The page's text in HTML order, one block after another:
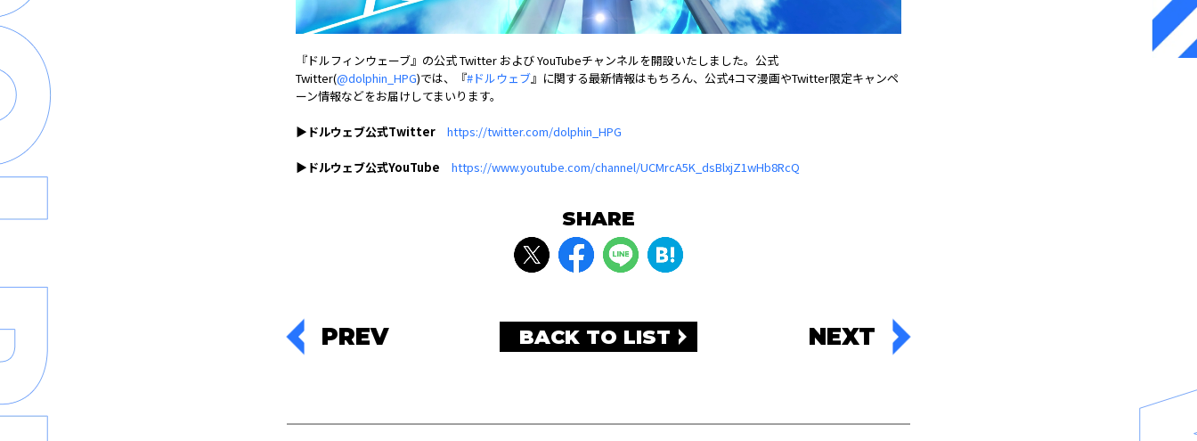
『ドルフィンウェーブ』の公式 Twitter および YouTubeチャンネルを開設いたしました。公式
Twitter(@dolphin_HPG)では、『#ドルウェブ』に関する最新情報はもちろん、公式4コマ漫画やTwitter限定キャンペ
ーン情報などをお届けしてまいります。
▶ドルウェブ公式Twitter https://twitter.com/dolphin_HPG
▶ ドルウェブ公式YouTube https://www.youtube.com/channel/UCMrcA5K_dsBlxjZ1wHb8RcQ
SHARE
PREV BACK TO LIST NEXT